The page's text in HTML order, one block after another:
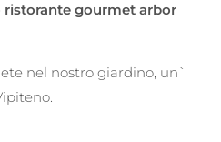
ristorante gourmet arbor
nel nostro giardino, un`